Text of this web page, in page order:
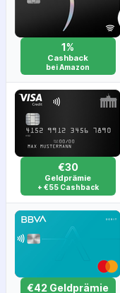
1%
Cashback
bei Amazon
€30
Geldprämie
+ €55 Cashback
€42 Geldprämie